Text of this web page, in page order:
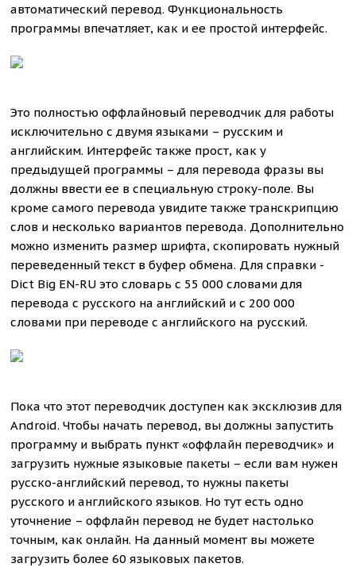
автоматический перевод. Функциональность
программы впечатляет, как и ее простой интерфейс.
Это полностью оффлайновый переводчик для работы
исключительно с двумя языками – русским и
английским. Интерфейс также прост, как у
предыдущей программы – для перевода фразы вы
должны ввести ее в специальную строку-поле. Вы
кроме самого перевода увидите также транскрипцию
слов и несколько вариантов перевода. Дополнительно
можно изменить размер шрифта, скопировать нужный
переведенный текст в буфер обмена. Для справки -
Dict Big EN-RU это словарь с 55 000 словами для
перевода с русского на английский и с 200 000
словами при переводе с английского на русский.
Пока что этот переводчик доступен как эксклюзив для
Android. Чтобы начать перевод, вы должны запустить
программу и выбрать пункт «оффлайн переводчик» и
загрузить нужные языковые пакеты – если вам нужен
русско-английский перевод, то нужны пакеты
русского и английского языков. Но тут есть одно
уточнение – оффлайн перевод не будет настолько
точным, как онлайн. На данный момент вы можете
загрузить более 60 языковых пакетов.